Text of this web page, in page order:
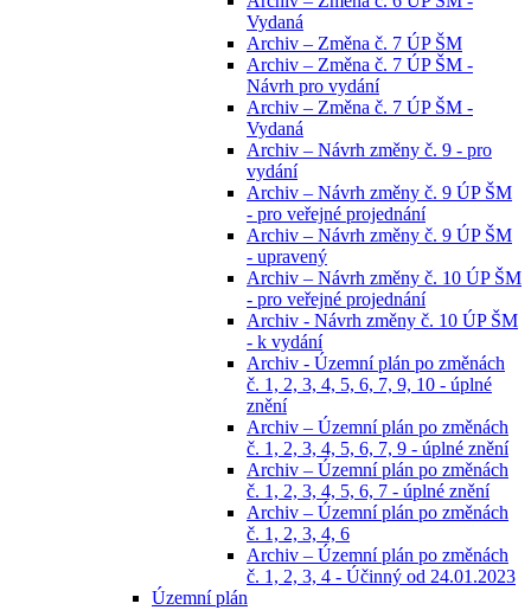
Vydaná
Archiv – Změna č. 7 ÚP ŠM
Archiv – Změna č. 7 ÚP ŠM -
Návrh pro vydání
Archiv – Změna č. 7 ÚP ŠM -
Vydaná
Archiv – Návrh změny č. 9 - pro
vydání
Archiv – Návrh změny č. 9 ÚP ŠM
- pro veřejné projednání
Archiv – Návrh změny č. 9 ÚP ŠM
- upravený
Archiv – Návrh změny č. 10 ÚP ŠM
- pro veřejné projednání
Archiv - Návrh změny č. 10 ÚP ŠM
- k vydání
Archiv - Územní plán po změnách
č. 1, 2, 3, 4, 5, 6, 7, 9, 10 - úplné
znění
Archiv – Územní plán po změnách
č. 1, 2, 3, 4, 5, 6, 7, 9 - úplné znění
Archiv – Územní plán po změnách
č. 1, 2, 3, 4, 5, 6, 7 - úplné znění
Archiv – Územní plán po změnách
č. 1, 2, 3, 4, 6
Archiv – Územní plán po změnách
č. 1, 2, 3, 4 - Účinný od 24.01.2023
Územní plán